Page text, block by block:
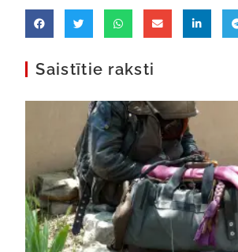
Saistītie raksti